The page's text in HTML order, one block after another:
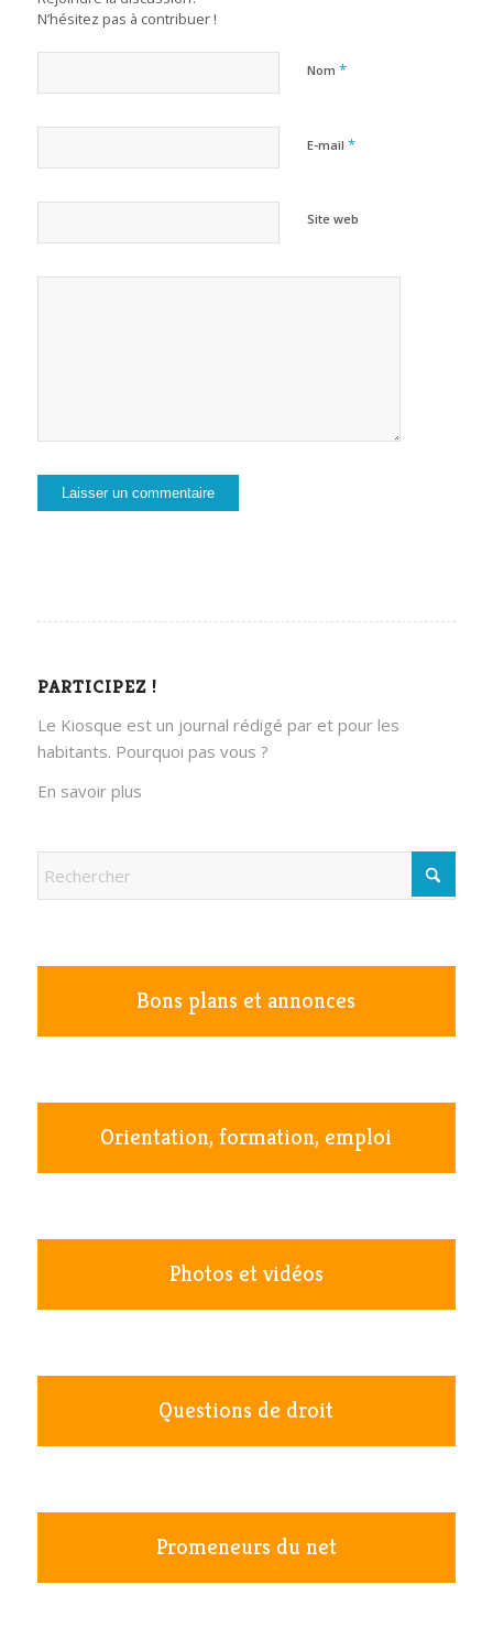
N’hésitez pas à contribuer !
Nom *
E-mail *
Site web
PARTICIPEZ !
Le Kiosque est un journal rédigé par et pour les
habitants. Pourquoi pas vous ?
En savoir plus
Bons plans et annonces
Orientation, formation, emploi
Photos et vidéos
Questions de droit
Promeneurs du net